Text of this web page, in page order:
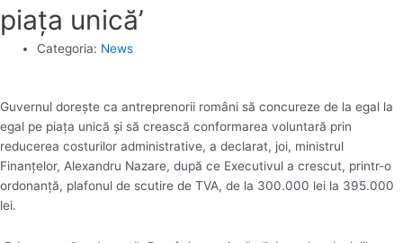
piaţa unică’
Categoria: News
Guvernul doreşte ca antreprenorii români să concureze de la egal la
egal pe piaţa unică şi să crească conformarea voluntară prin
reducerea costurilor administrative, a declarat, joi, ministrul
Finanţelor, Alexandru Nazare, după ce Executivul a crescut, printr-o
ordonanţă, plafonul de scutire de TVA, de la 300.000 lei la 395.000
lei.